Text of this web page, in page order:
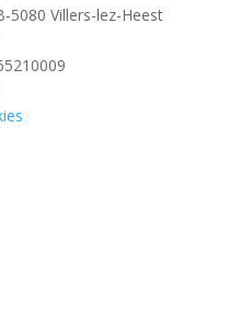
5080 Villers-lez-Heest